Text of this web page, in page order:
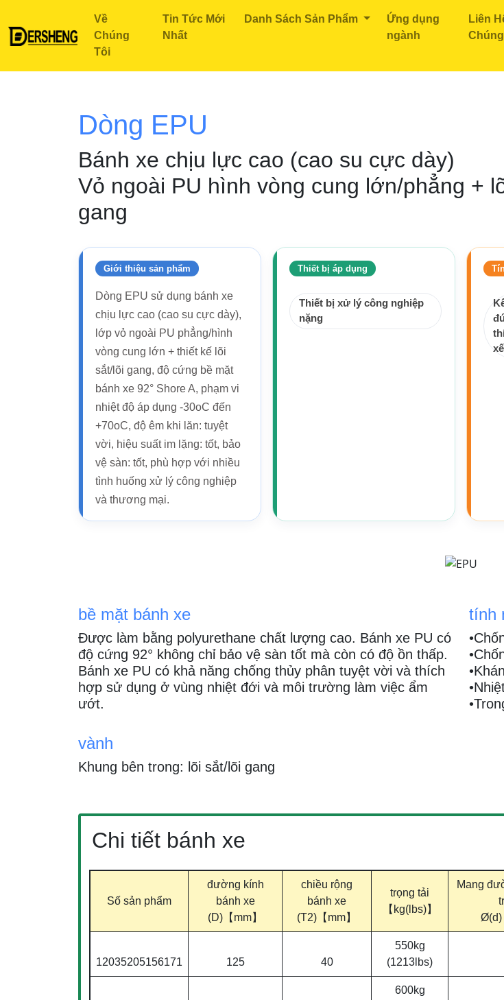
Về
Chúng
Tôi
Tin Tức Mới
Nhất
Danh Sách Sản Phẩm
Ứng dụng
ngành
Liên
Tất Cả Sản Phẩm
Dòng EPU
Bánh xe chịu lực cao (cao su cực dày)
Vỏ ngoài PU hình vòng cung lớn/phẳng +
gang
Giới thiệu sản phẩm
Dòng EPU sử dụng bánh xe
chịu lực cao (cao su cực dày),
lớp vỏ ngoài PU phẳng/hình
vòng cung lớn + thiết kế lõi
sắt/lõi gang, độ cứng bề mặt
bánh xe 92° Shore A, phạm vi
nhiệt độ áp dụng -30oC đến
+70oC, độ êm khi lăn: tuyệt
vời, hiệu suất im lặng: tốt, bảo
vệ sàn: tốt, phù hợp với nhiều
tình huống xử lý công nghiệp
và thương mại.
Thiết bị áp dụng
Thiết bị xử lý công nghiệp
nặng
bề mặt bánh xe
Được làm bằng polyurethane chất lượng cao. Bánh xe PU có
độ cứng 92° không chỉ bảo vệ sàn tốt mà còn có độ ồn thấp.
Bánh xe PU có khả năng chống thủy phân tuyệt vời và thích
hợp sử dụng ở vùng nhiệt đới và môi trường làm việc ẩm
ướt.
vành
Khung bên trong: lõi sắt/lõi gang
tính
Chi tiết bánh xe
Số sản phẩm
đường kính
bánh xe
(D)【mm】
chiều rộng
bánh xe
(T2)【mm】
trọng tải
【kg(lbs)】
Mang
Ø(d)
12035205156171 125 40
550kg
(1213lbs)
600kg